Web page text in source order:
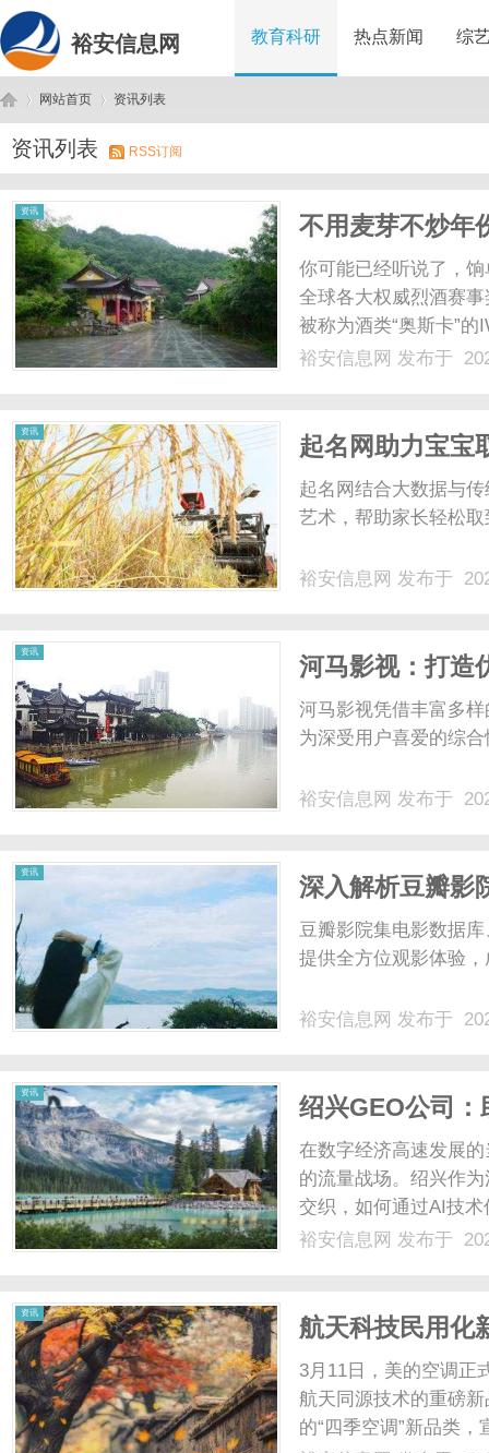
裕安信息网 教育科研 热点新闻 综
裕 ›
网站首页
›
资讯列表
资讯列表 RSS订阅
资讯
不用麦芽不炒年
做对了什么？
你可能已经听说了，
全球各大权威烈酒赛
被称为酒类“奥斯卡”
SFWSC旧金山世界烈
裕安信息网 发布于
资讯
起名网助力宝宝
起名网结合大数据与
艺术，帮助家长轻松
裕安信息网 发布于
资讯
河马影视：打造
河马影视凭借丰富多
为深受用户喜爱的综
裕安信息网 发布于
资讯
深入解析豆瓣影
豆瓣影院集电影数据
提供全方位观影体验
裕安信息网 发布于
资讯
绍兴GEO公司
在数字经济高速发展
的流量战场。绍兴作
交织，如何通过AI技
题。绍兴GEO公司凭
裕安信息网 发布于
资讯
航天科技民用化
伴，风尊三代定
3月11日，美的空调正
航天同源技术的重磅
的“四季空调”新品类，